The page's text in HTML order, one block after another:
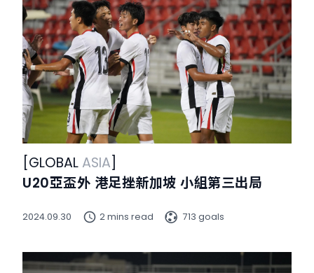
[GLOBAL ASIA]
U20亞盃外 港足挫新加坡 小組第三出局
2024.09.30 2 mins read 713 goals